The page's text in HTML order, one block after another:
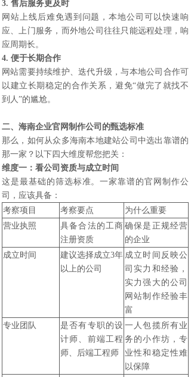
3. 售后服务更及时
网站上线后难免遇到问题，本地公司可以快速响
应、上门服务，而外地公司往往只能远程处理，响
应周期长。
4. 便于长期合作
网站需要持续维护、迭代升级，与本地公司合作可
以建立长期稳定的合作关系，避免“做完了就找不
到人”的尴尬。
二、 海南企业官网制作公司的甄选标准
那么，如何从众多海南本地建站公司中选出靠谱的
那一家？以下四大维度帮您把关：
维度一：看公司资质与成立时间
这是最基础的筛选标准。一家靠谱的官网制作公
司，应该具备：
考察项目
考察要点
为什么重要
营业执照
具备合法的工商
注册资质
确保是正规经营
的企业
成立时间
建议选择成立3年
以上的公司
成立时间反映公
司实力和经验，
实力强大的公司
网站制作经验丰
富
专业团队
是否有专职的设
计师、前端工程
师、后端工程师
一人包揽所有业
务的小作坊，专
业性和稳定性难
以保障